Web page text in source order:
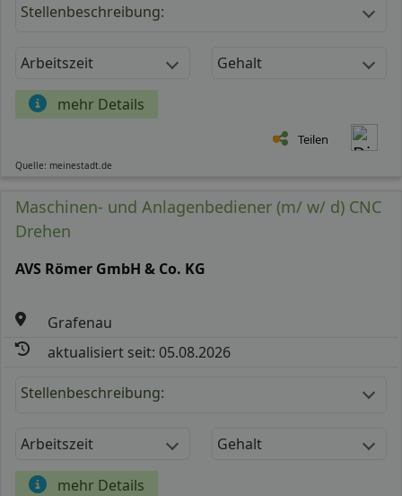
Stellenbeschreibung:
Arbeitszeit Gehalt
mehr Details
Teilen
Quelle: meinestadt.de
Maschinen- und Anlagenbediener (m/ w/ d) CNC
Drehen
AVS Römer GmbH & Co. KG
Grafenau
aktualisiert seit: 05.08.2026
Stellenbeschreibung:
Arbeitszeit Gehalt
mehr Details